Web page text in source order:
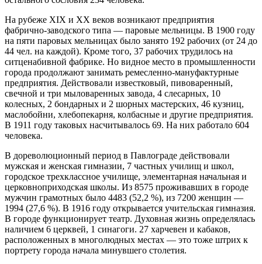
На рубеже XIX и XX веков возникают предприятия
фабрично-заводского типа — паровые мельницы. В 1900 году
на пяти паровых мельницах было занято 192 рабочих (от 24 до
44 чел. на каждой). Кроме того, 37 рабочих трудилось на
ситценабивной фабрике. Но видное место в промышленности
города продолжают занимать ремесленно-мануфактурные
предприятия. Действовали известковый, пивоваренный,
свечной и три мыловаренных завода, 4 слесарных, 10
колесных, 2 бондарных и 2 шорных мастерских, 46 кузниц,
маслобойни, хлебопекарня, колбасные и другие предприятия.
В 1911 году таковых насчитывалось 69. На них работало 604
человека.
В дореволюционный период в Павлограде действовали
мужская и женская гимназии, 7 частных училищ и школ,
городское трехклассное училище, элементарная начальная и
церковноприходская школы. Из 8575 проживавших в городе
мужчин грамотных было 4483 (52,2 %), из 7200 женщин —
1994 (27,6 %). В 1916 году открывается учительская гимназия.
В городе функционирует театр. Духовная жизнь определялась
наличием 6 церквей, 1 синагоги. 27 харчевен и кабаков,
расположенных в многолюдных местах — это тоже штрих к
портрету города начала минувшего столетия.